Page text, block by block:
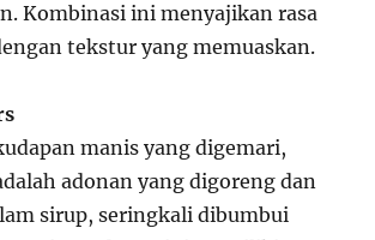
Kombinasi ini menyajikan rasa
tekstur yang memuaskan.
manis yang digemari,
adonan yang digoreng dan
sirup, seringkali dibumbui